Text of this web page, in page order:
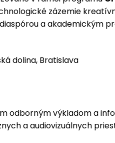
zázemie
a akademickým
dolina, Bratislava
odborným výkladom a
a audiovizuálnych